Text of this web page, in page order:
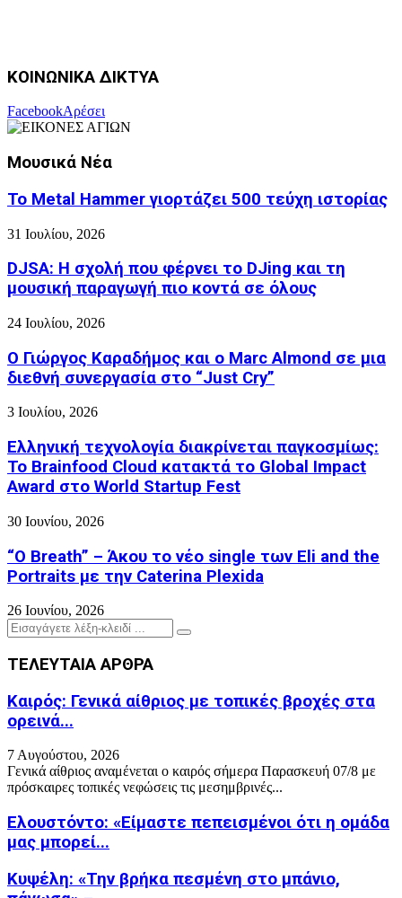
ΚΟΙΝΩΝΙΚΑ ΔΙΚΤΥΑ
FacebookΑρέσει
Μουσικά Νέα
Το Metal Hammer γιορτάζει 500 τεύχη ιστορίας
31 Ιουλίου, 2026
DJSA: Η σχολή που φέρνει το DJing και τη
μουσική παραγωγή πιο κοντά σε όλους
24 Ιουλίου, 2026
Ο Γιώργος Καραδήμος και ο Marc Almond σε μια
διεθνή συνεργασία στο “Just Cry”
3 Ιουλίου, 2026
Ελληνική τεχνολογία διακρίνεται παγκοσμίως:
Το Brainfood Cloud κατακτά το Global Impact
Award στο World Startup Fest
30 Ιουνίου, 2026
“O Breath” – Άκου το νέο single των Eli and the
Portraits με την Caterina Plexida
26 Ιουνίου, 2026
Search
for:
Search
ΤΕΛΕΥΤΑΙΑ ΑΡΘΡΑ
Καιρός: Γενικά αίθριος με τοπικές βροχές στα
ορεινά...
7 Αυγούστου, 2026
Γενικά αίθριος αναμένεται ο καιρός σήμερα Παρασκευή 07/8 με
πρόσκαιρες τοπικές νεφώσεις τις μεσημβρινές...
Ελουστόντο: «Είμαστε πεπεισμένοι ότι η ομάδα
μας μπορεί...
Κυψέλη: «Την βρήκα πεσμένη στο μπάνιο,